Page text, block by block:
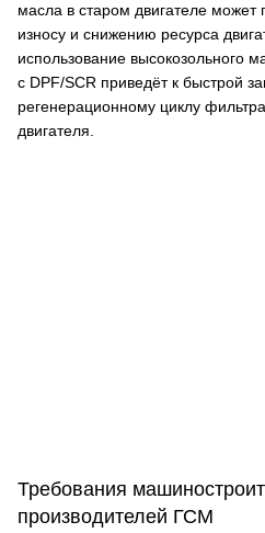
масла в старом двигателе может
износу и снижению ресурса
использование высокозольного
с DPF/SCR приведёт к быстрой
регенерационному циклу
двигателя.
Требования
производителей ГСМ